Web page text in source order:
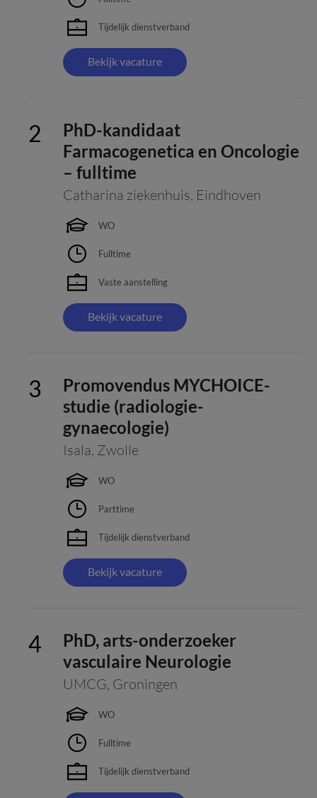
Tijdelijk dienstverband
Bekijk vacature
PhD-kandidaat
Farmacogenetica en Oncologie
– fulltime
Catharina ziekenhuis, Eindhoven
WO
Fulltime
Vaste aanstelling
Bekijk vacature
Promovendus MYCHOICE-
studie (radiologie-
gynaecologie)
Isala, Zwolle
WO
Parttime
Tijdelijk dienstverband
Bekijk vacature
PhD, arts-onderzoeker
vasculaire Neurologie
UMCG, Groningen
WO
Fulltime
Tijdelijk dienstverband